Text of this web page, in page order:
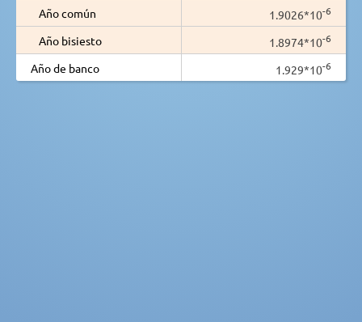
Año común
1.9026*10-6
Año bisiesto 1.8974*10-6
Año de banco 1.929*10-6